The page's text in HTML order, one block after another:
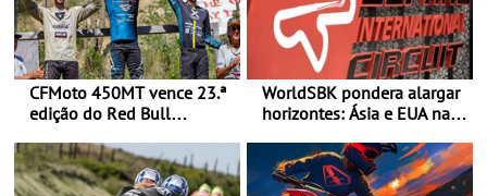
CFMoto 450MT vence 23.ª
edição do Red Bull
Categorias Adventure -
Vitória na Ultimate, Core e
WorldSBK pondera alargar
horizontes: Ásia e EUA na